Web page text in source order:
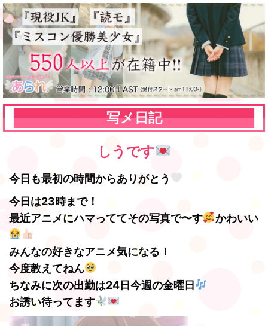
写メ日記
しうです
今日も最初の時間からありがとう
今日は23時まで！
最近アニメにハマっててその写真で〜す
かわいい
みんなの好きなアニメ気になる！
今度教えてねん
ちなみに次の出勤は24日今週の金曜日
お誘い待ってます